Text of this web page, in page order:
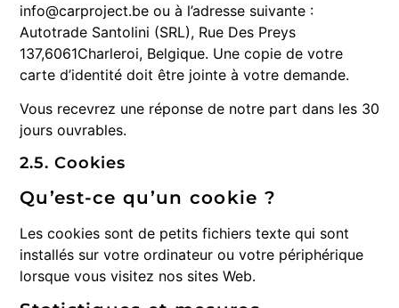
info@carproject.be ou à l’adresse suivante :
Autotrade Santolini (SRL), Rue Des Preys
137,6061Charleroi, Belgique. Une copie de votre
carte d’identité doit être jointe à votre demande.
Vous recevrez une réponse de notre part dans les 30
jours ouvrables.
2.5. Cookies
Qu’est-ce qu’un cookie ?
Les cookies sont de petits fichiers texte qui sont
installés sur votre ordinateur ou votre périphérique
lorsque vous visitez nos sites Web.